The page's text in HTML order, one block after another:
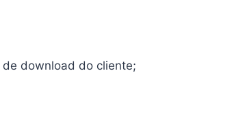
download do cliente;